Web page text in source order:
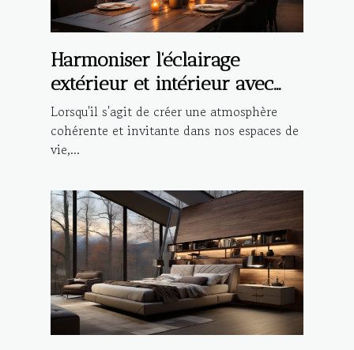
Harmoniser l'éclairage
extérieur et intérieur avec
des suspensions design
Lorsqu'il s'agit de créer une atmosphère
cohérente et invitante dans nos espaces de
vie,...